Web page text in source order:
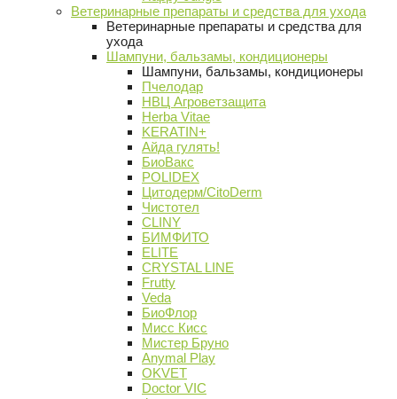
Ветеринарные препараты и средства для ухода
Ветеринарные препараты и средства для
ухода
Шампуни, бальзамы, кондиционеры
Шампуни, бальзамы, кондиционеры
Пчелодар
НВЦ Агроветзащита
Herba Vitae
KERATIN+
Айда гулять!
БиоВакс
POLIDEX
Цитодерм/CitoDerm
Чистотел
CLINY
БИМФИТО
ELITE
CRYSTAL LINE
Frutty
Veda
БиоФлор
Мисс Кисс
Мистер Бруно
Anymal Play
OKVET
Doctor VIC